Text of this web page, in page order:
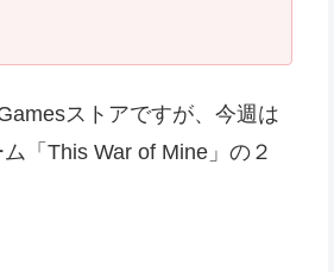
ストアですが、今週は
「This War of Mine」の２